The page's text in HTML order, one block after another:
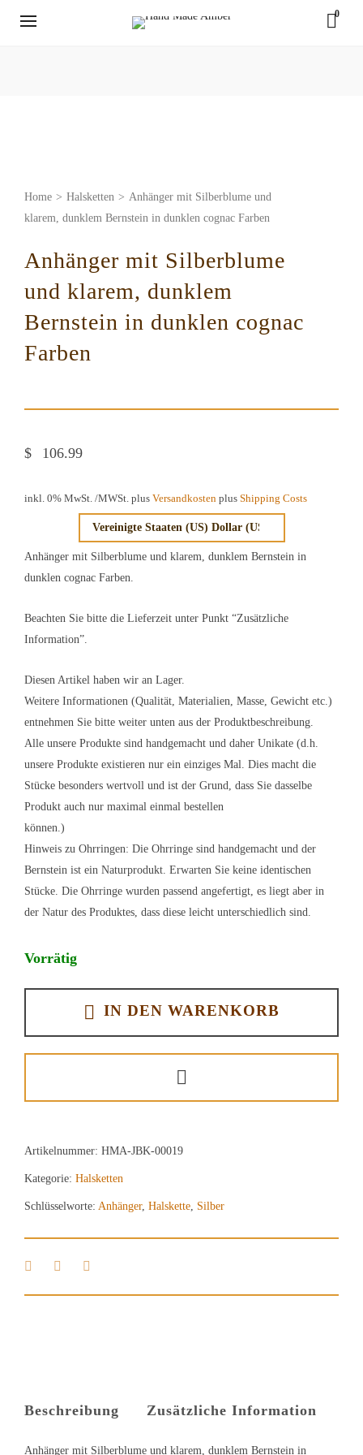
0
Home > Halsketten > Anhänger mit Silberblume und
klarem, dunklem Bernstein in dunklen cognac Farben
Anhänger mit Silberblume
und klarem, dunklem
Bernstein in dunklen cognac
Farben
$ 106.99
inkl. 0% MwSt. /MWSt. plus Versandkosten plus Shipping Costs
Anhänger mit Silberblume und klarem, dunklem Bernstein in
dunklen cognac Farben.
Beachten Sie bitte die Lieferzeit unter Punkt “Zusätzliche
Information”.
Diesen Artikel haben wir an Lager.
Weitere Informationen (Qualität, Materialien, Masse, Gewicht etc.)
entnehmen Sie bitte weiter unten aus der Produktbeschreibung.
Alle unsere Produkte sind handgemacht und daher Unikate (d.h.
unsere Produkte existieren nur ein einziges Mal. Dies macht die
Stücke besonders wertvoll und ist der Grund, dass Sie dasselbe
Produkt auch nur maximal einmal bestellen
können.)
Hinweis zu Ohrringen: Die Ohrringe sind handgemacht und der
Bernstein ist ein Naturprodukt. Erwarten Sie keine identischen
Stücke. Die Ohrringe wurden passend angefertigt, es liegt aber in
der Natur des Produktes, dass diese leicht unterschiedlich sind.
Vorrätig
IN DEN WARENKORB
Artikelnummer: HMA-JBK-00019
Kategorie: Halsketten
Schlüsselworte: Anhänger, Halskette Silber
Beschreibung Zusätzliche Information
Anhänger mit Silberblume und klarem, dunklem Bernstein in